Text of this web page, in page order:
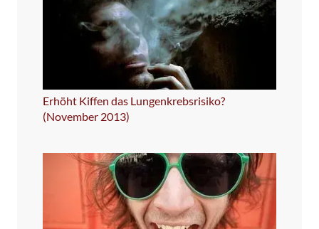
Erhöht Kiffen das Lungenkrebsrisiko?
(November 2013)